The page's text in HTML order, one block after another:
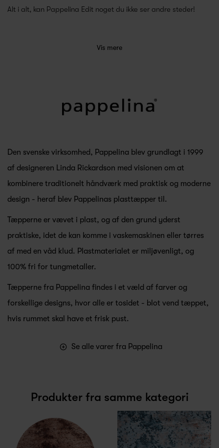
Alt i alt, kan Pappelina Edit noget du ikke ser andre steder!
Vis mere
Den svenske virksomhed, Pappelina blev grundlagt i 1999
af designeren Linda Rickardson med visionen om at
kombinere traditionelt håndværk med praktisk og moderne
design - heraf blev Pappelinas plasttæpper til.
Tæpperne er vævet i plast, og af den grund yderst
praktiske, idet de kan komme i vaskemaskinen eller tørres
af med en våd klud. Plastmaterialet er miljøvenligt, og
100% fri for tungmetaller.
Tæpperne fra Pappelina findes i et væld af farver og
forskellige designs, hvor alle er tosidet - blot vend tæppet,
hvis rummet skal have et frisk pust.
Se alle varer fra Pappelina
Produkter fra samme kategori